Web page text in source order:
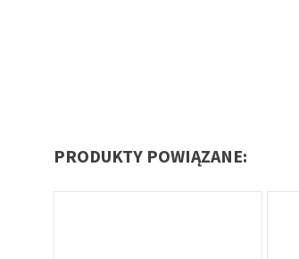
PRODUKTY POWIĄZANE: